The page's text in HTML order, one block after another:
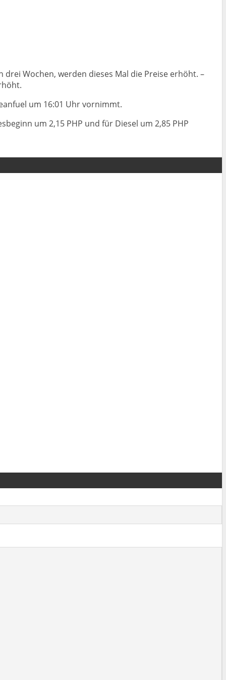
Wochen, werden dieses Mal die Preise erhöht. –
um 16:01 Uhr vornimmt.
um 2,15 PHP und für Diesel um 2,85 PHP